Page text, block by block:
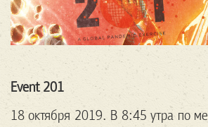
Event 201
18 октября 2019. В 8:45 утра по